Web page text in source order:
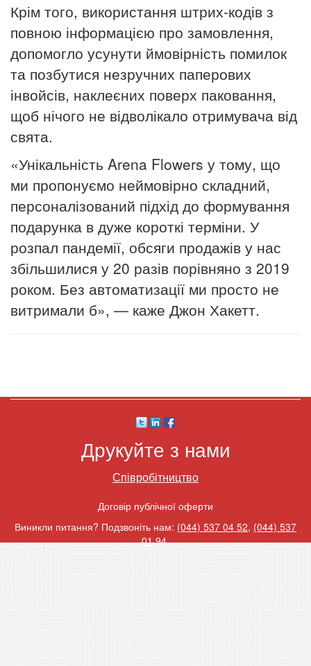
Крім того, використання штрих-кодів з
повною інформацією про замовлення,
допомогло усунути ймовірність помилок
та позбутися незручних паперових
інвойсів, наклеєних поверх паковання,
щоб нічого не відволікало отримувача від
свята.
«Унікальність Arena Flowers у тому, що
ми пропонуємо неймовірно складний,
персоналізований підхід до формування
подарунка в дуже короткі терміни. У
розпал пандемії, обсяги продажів у нас
збільшилися у 20 разів порівняно з 2019
роком. Без автоматизації ми просто не
витримали б», — каже Джон Хакетт.
Друкуйте з нами
Співробітництво
Договір публічної оферти
Виникли питання? Подзвоніть нам: (044) 537 04 52, (044) 537
01 94.